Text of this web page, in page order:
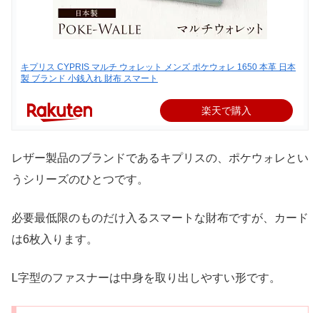
キプリス CYPRIS マルチ ウォレット メンズ ポケウォレ 1650 本革 日本
製 ブランド 小銭入れ 財布 スマート
楽天で購入
レザー製品のブランドであるキプリスの、ポケウォレとい
うシリーズのひとつです。
必要最低限のものだけ入るスマートな財布ですが、カード
は6枚入ります。
L字型のファスナーは中身を取り出しやすい形です。